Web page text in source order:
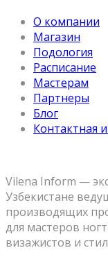
О компании
Магазин
Подология
Расписание
Мастерам
Партнеры
Блог
Контактная
Vilena Inform —
Узбекистане
производящих
для мастеров
визажистов и